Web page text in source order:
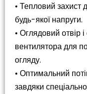
• Тепловий захист
будь-якої напруги.
• Оглядовий отвір
вентилятора для
огляду.
• Оптимальний
завдяки